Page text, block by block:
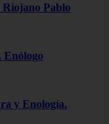
Pablo
Enólogo
y Enología.